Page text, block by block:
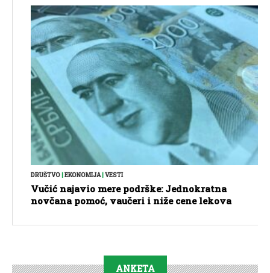
DRUŠTVO EKONOMIJA| VESTI
Vučić najavio mere podrške: Jednokratna
novčana pomoć, vaučeri i niže cene lekova
ANKETA